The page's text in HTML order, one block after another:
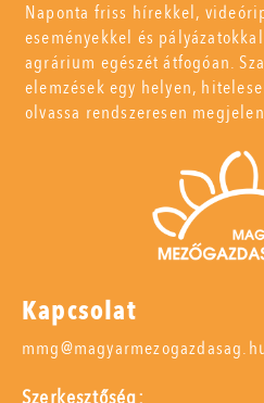
Naponta friss hírekkel,
eseményekkel és
agrárium egészét átfogóan.
elemzések egy helyen,
olvassa rendszeresen
Kapcsolat
Szerkesztőség: